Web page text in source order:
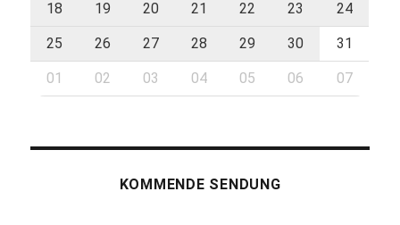
18 19 20 21 22 23 24
25 26 27 28 29 30 31
01 02 03 04 05 06 07
KOMMENDE SENDUNG